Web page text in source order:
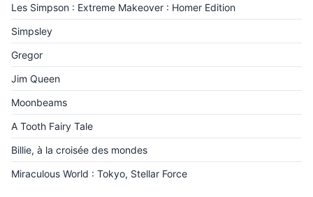
Les Simpson : Extreme Makeover : Homer Edition
Simpsley
Gregor
Jim Queen
Moonbeams
A Tooth Fairy Tale
Billie, à la croisée des mondes
Miraculous World : Tokyo, Stellar Force